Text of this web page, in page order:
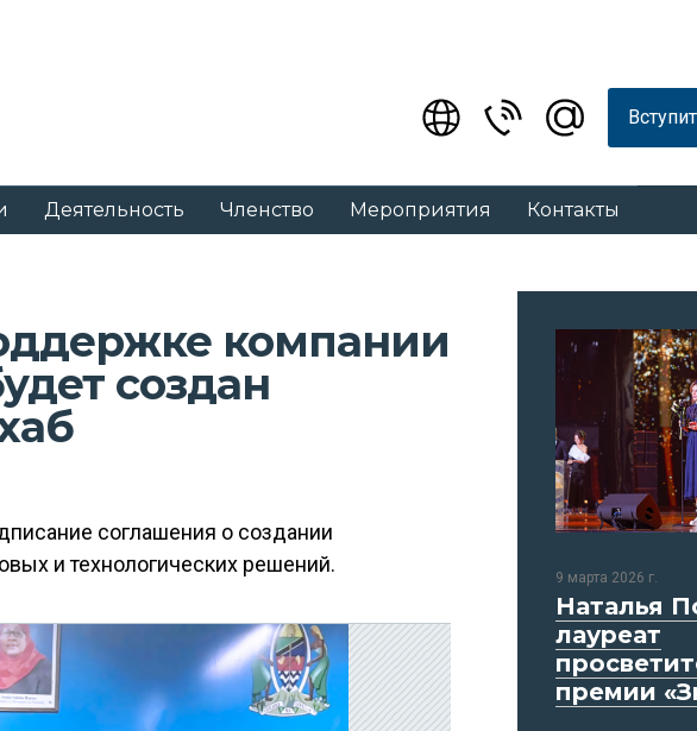
Деятельность Членство Мероприятия Контакты
компании
создан
соглашения о создании
и технологических решений.
9 марта 2026 г.
Наталья
лауреат
премии